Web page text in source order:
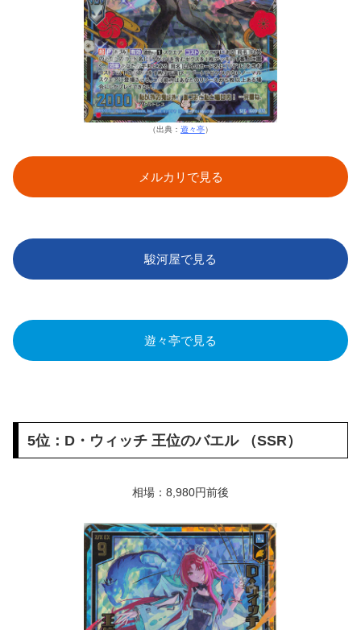
（出典： 遊々亭）
メルカリで見る
駿河屋で見る
遊々亭で見る
5位：D・ウィッチ 王位のバエル （SSR）
相場：8,980円前後